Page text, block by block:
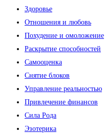
Здоровье
Отношения и любовь
Похудение и омоложение
Раскрытие способностей
Самооценка
Снятие блоков
Управление реальностью
Привлечение финансов
Сила Рода
Эзотерика